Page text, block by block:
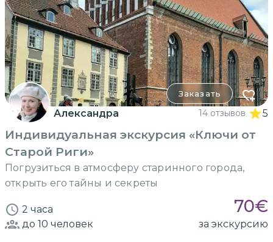
Заказать
Александра 14 отзывов 5
Индивидуальная экскурсия «Ключи от
Старой Риги»
Погрузиться в атмосферу старинного города,
открыть его тайны и секреты
2 часа 70€
до 10 человек за экскурсию